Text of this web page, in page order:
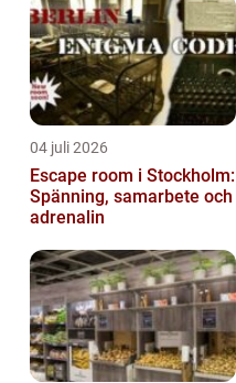
04 juli 2026
Escape room i Stockholm:
Spänning, samarbete och
adrenalin